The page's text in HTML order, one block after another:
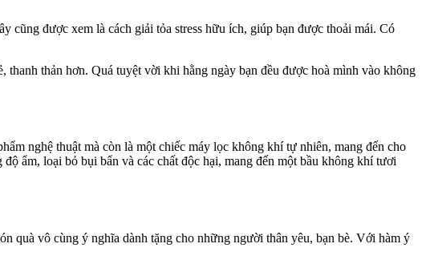
được xem là cách giải tỏa stress hữu ích, giúp bạn được thoải mái. Có
thản hơn. Quá tuyệt vời khi hằng ngày bạn đều được hoà mình vào không
nghệ thuật mà còn là một chiếc máy lọc không khí tự nhiên, mang đến cho
ẩm, loại bỏ bụi bẩn và các chất độc hại, mang đến một bầu không khí tươi
quà vô cùng ý nghĩa dành tặng cho những người thân yêu, bạn bè. Với hàm ý